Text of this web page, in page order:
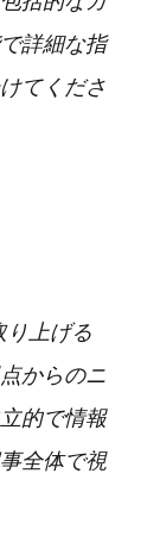
詳細な指
てくださ
り上げる
からのニ
的で情報
全体で視